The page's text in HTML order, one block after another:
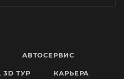
АВТОСЕРВИС
ТУР КАРЬЕРА